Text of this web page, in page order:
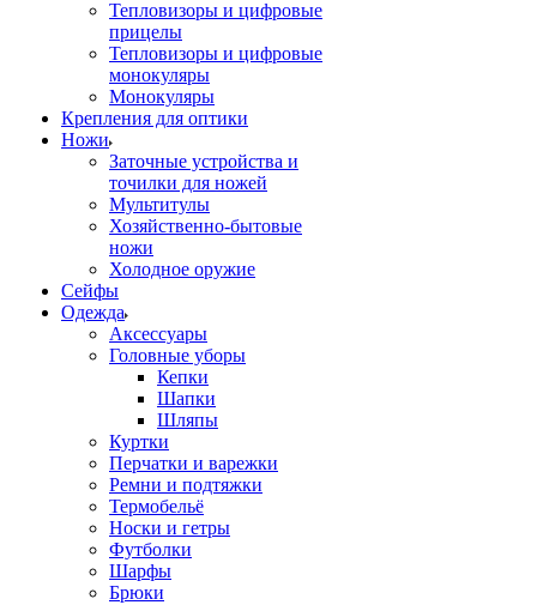
Тепловизоры и цифровые
прицелы
Тепловизоры и цифровые
монокуляры
Монокуляры
Крепления для оптики
Ножи
Заточные устройства и
точилки для ножей
Мультитулы
Хозяйственно-бытовые
ножи
Холодное оружие
Сейфы
Одежда
Аксессуары
Головные уборы
Кепки
Шапки
Шляпы
Куртки
Перчатки и варежки
Ремни и подтяжки
Термобельё
Носки и гетры
Футболки
Шарфы
Брюки